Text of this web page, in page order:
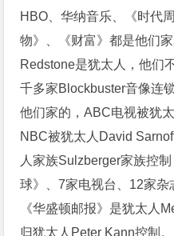
HBO、华纳音乐、《时代
物》、《财富》都是他们
Redstone是犹太人，他们
千多家Blockbuster音像连
他们家的，ABC电视被犹
NBC被犹太人David
人家族Sulzberger家族控
球》、7家电视台、12家杂
《华盛顿邮报》是犹太人
归犹太人Peter Kann控制。